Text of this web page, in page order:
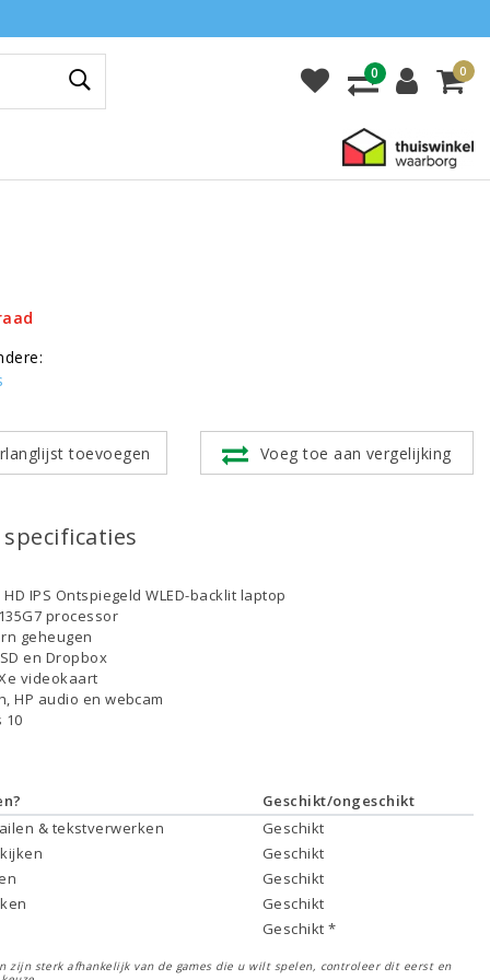
0 0
toevoegen Voeg toe aan vergelijking
HD IPS Ontspiegeld WLED-backlit laptop
processor
geheugen
en Dropbox
videokaart
HP audio en webcam
10
Geschikt/ongeschikt
& tekstverwerken
Geschikt
Geschikt
Geschikt
Geschikt
Geschikt *
zijn sterk afhankelijk van de games die u wilt spelen, controleer dit eerst en